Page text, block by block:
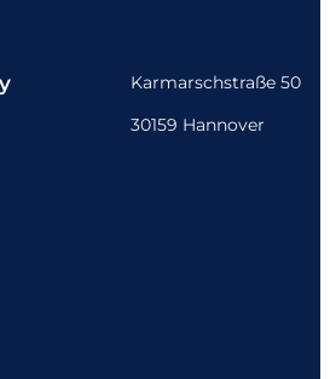
Karmarschstraße 50
30159 Hannover